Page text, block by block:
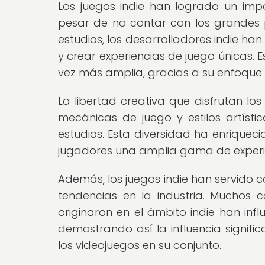
Los juegos indie han logrado un
pesar de no contar con los grandes
estudios, los desarrolladores indie
y crear experiencias de juego
vez más amplia, gracias a su
La libertad creativa que disfrutan
mecánicas de juego y estilos
estudios. Esta diversidad ha
jugadores una amplia gama de
Además, los juegos indie han
tendencias en la industria. Muchos
originaron en el ámbito indie han
demostrando así la influencia
los videojuegos en su conjunto.